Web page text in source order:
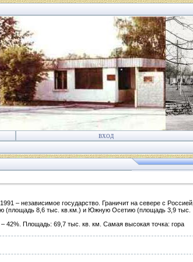
ВХОД
– независимое государство. Граничит на севере с Россией,
(площадь 8,6 тыс. кв.км.) и Южную Осетию (площадь 3,9 тыс.
42%. Площадь: 69,7 тыс. кв. км. Самая высокая точка: гора